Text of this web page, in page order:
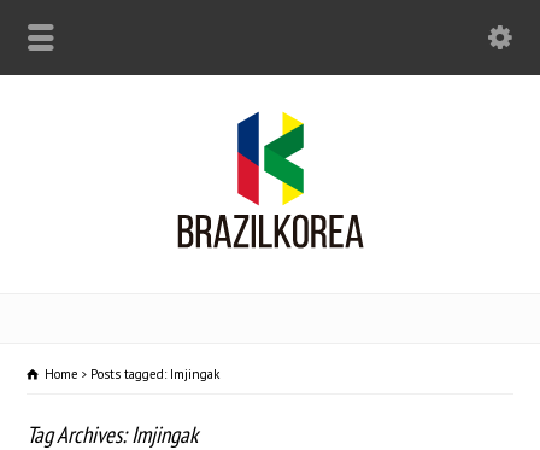
Home Posts tagged: Imjingak
Tag Archives: Imjingak